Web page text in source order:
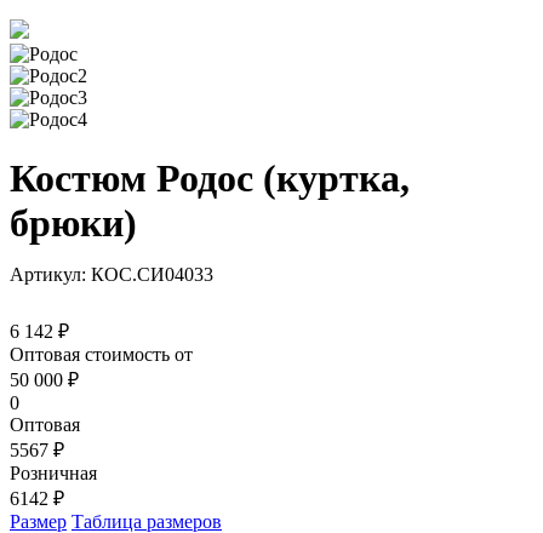
Костюм Родос (куртка,
брюки)
Артикул: КОС.СИ04033
6 142 ₽
Оптовая стоимость от
50 000 ₽
0
Оптовая
5567 ₽
Розничная
6142 ₽
Размер Таблица размеров